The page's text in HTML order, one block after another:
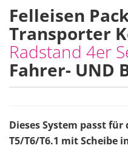
Felleisen
Transporter
Radstand 4er
Fahrer- UND
Dieses System passt
T5/T6/T6.1 mit Scheibe